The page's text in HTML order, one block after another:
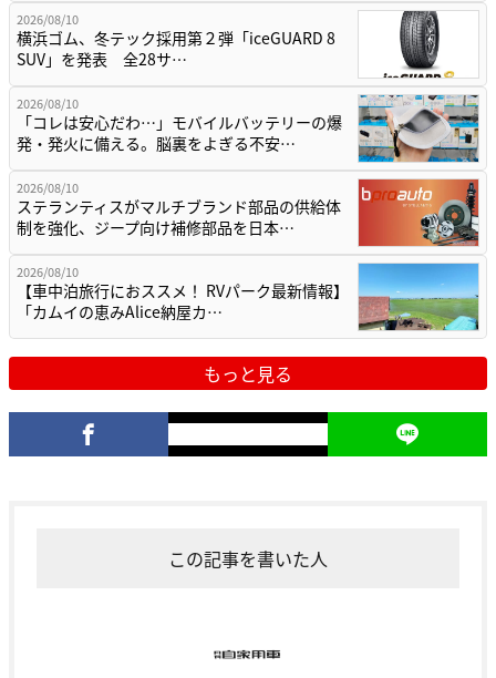
2026/08/10
横浜ゴム、冬テック採用第２弾「iceGUARD 8
SUV」を発表 全28サ…
2026/08/10
「コレは安心だわ…」モバイルバッテリーの爆
発・発火に備える。脳裏をよぎる不安…
2026/08/10
ステランティスがマルチブランド部品の供給体
制を強化、ジープ向け補修部品を日本…
2026/08/10
【車中泊旅行におススメ！ RVパーク最新情報】
「カムイの恵みAlice納屋カ…
もっと見る
この記事を書いた人